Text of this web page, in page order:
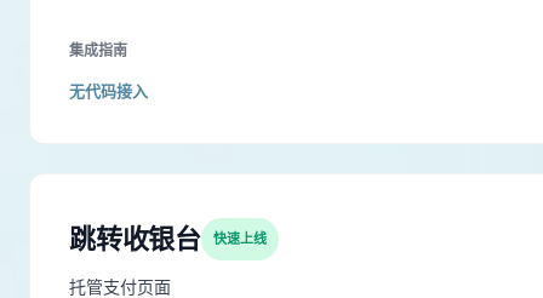
集成指南
无代码接入
跳转收银台 快速上线
托管支付页面